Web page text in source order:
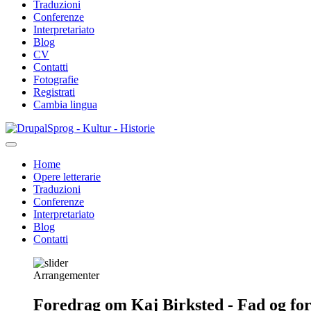
Traduzioni
Conferenze
Interpretariato
Blog
CV
Contatti
Fotografie
Registrati
Cambia lingua
Salta
al
principale
Sprog - Kultur - Historie
Primær
navigation
Home
Opere letterarie
Traduzioni
Conferenze
Interpretariato
Blog
Contatti
Arrangementer
Foredrag om Kaj Birksted - Fad og